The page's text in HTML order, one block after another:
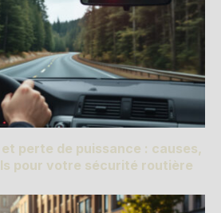
et perte de puissance : causes,
pour votre sécurité routière